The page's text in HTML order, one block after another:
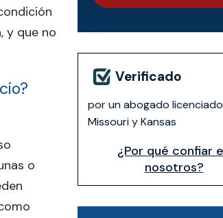
y que no
o
Verificado
por un abogado
Missouri y Kansas
¿Por qué confiar
nosotros?